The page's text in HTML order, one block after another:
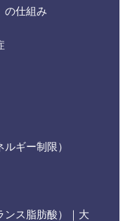
の仕組み
ギー制限）
ンス脂肪酸）｜大